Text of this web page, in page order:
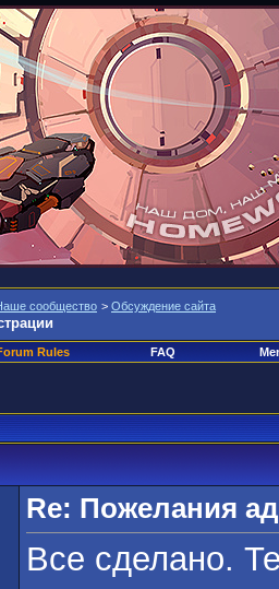
сообщество > Обсуждение сайта
Rules FAQ
Re: Пожелания
Все сделано.